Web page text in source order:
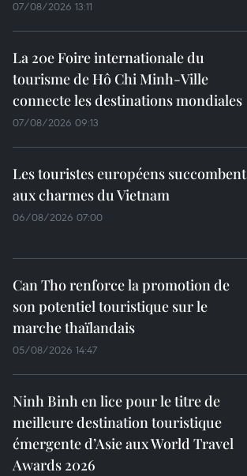
07/08/2026 13:11
La 20e Foire internationale du
tourisme de Hô Chi Minh-Ville
connecte les destinations mondiales
07/08/2026 09:13
Les touristes européens succombent
aux charmes du Vietnam
06/08/2026 07:00
Can Tho renforce la promotion de
son potentiel touristique sur le
marche thaïlandais
05/08/2026 14:47
Ninh Binh en lice pour le titre de
meilleure destination touristique
émergente d’Asie aux World Travel
Awards 2026